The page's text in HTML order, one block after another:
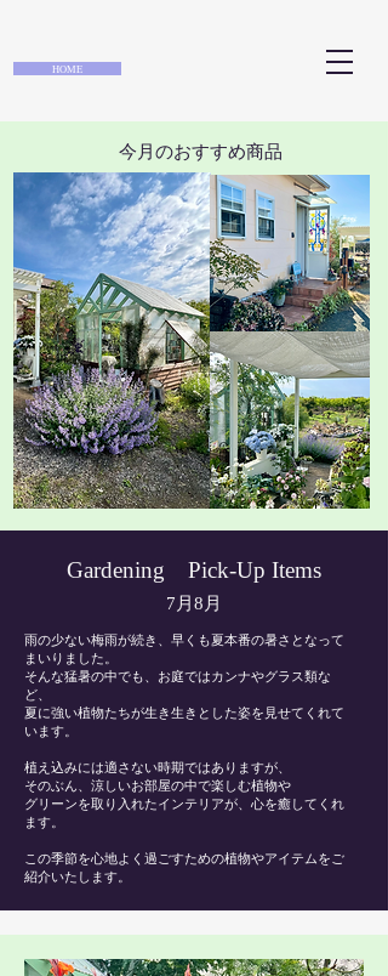
HOME
​今月のおすすめ商品
Gardening Pick-Up Items
7月8月
雨の少ない梅雨が続き、早くも夏本番の暑さとなって
まいりました。
そんな猛暑の中でも、お庭ではカンナやグラス類な
ど、
夏に強い植物たちが生き生きとした姿を見せてくれて
います。
植え込みには適さない時期ではありますが、
そのぶん、涼しいお部屋の中で楽しむ植物や
グリーンを取り入れたインテリアが、心を癒してくれ
ます。
この季節を心地よく過ごすための植物やアイテムをご
紹介いたします。